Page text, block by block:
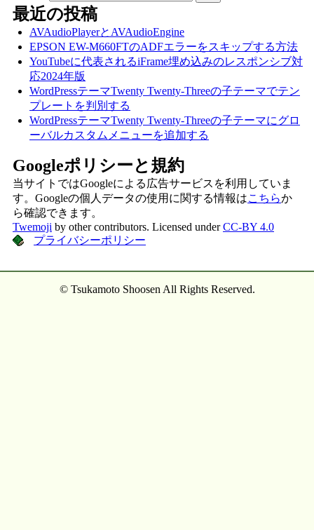
最近の投稿
AVAudioPlayerとAVAudioEngine
EPSON EW-M660FTのADFエラーをスキップする方法
YouTubeに代表されるiFrame埋め込みのレスポンシブ対
応2024年版
WordPressテーマTwenty Twenty-Threeの子テーマでテン
プレートを判別する
WordPressテーマTwenty Twenty-Threeの子テーマにグロ
ーバルカスタムメニューを追加する
Googleポリシーと規約
当サイトではGoogleによる広告サービスを利用していま
す。Googleの個人データの使用に関する情報はこちらか
ら確認できます。
Twemoji by other contributors. Licensed underCC-BY 4.0
プライバシーポリシー
© Tsukamoto Shoosen All Rights Reserved.